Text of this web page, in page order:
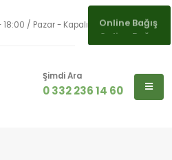
/ Pazar - Kapalı Online Bağış
Şimdi Ara
0 332 236 14 60